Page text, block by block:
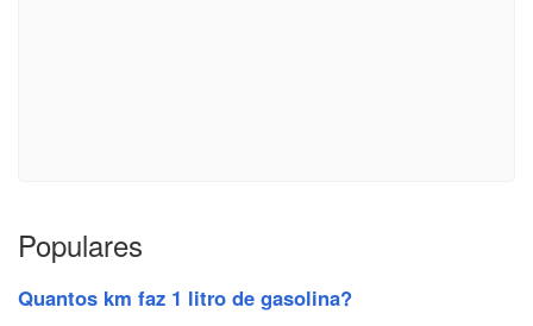
Populares
Quantos km faz 1 litro de gasolina?